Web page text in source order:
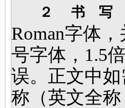
２ 书 写
Roman字体
号字体，1.5
误。正文中
称（英文全